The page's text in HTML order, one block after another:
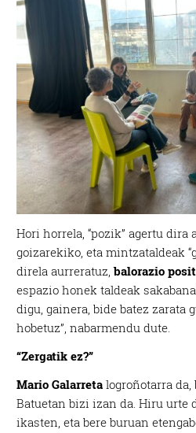
Hori horrela, “pozik” agertu dira
goizarekiko, eta mintzataldeak
direla aurreratuz,balorazio
espazio honek taldeak
digu, gainera, bide batez zarata
hobetuz”, nabarmendu dute.
“Zergatik ez?”
Mario Galarreta logroñotarra da,
Batuetan bizi izan da. Hiru urte
ikasten, eta bere buruan